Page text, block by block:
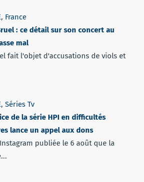
, France
: ce détail sur son concert au
mal
fait l'objet d'accusations de viols et
, Séries Tv
de la série HPI en difficultés
lance un appel aux dons
publiée le 6 août que la